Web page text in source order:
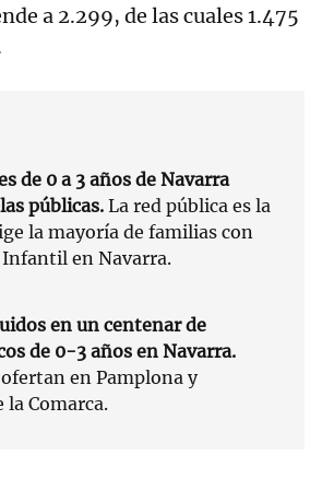
a 2.299, de las cuales 1.475
de 0 a 3 años de Navarra
públicas. La red pública es la
la mayoría de familias con
Infantil en Navarra.
en un centenar de
de 0-3 años en Navarra.
en Pamplona y
la Comarca.